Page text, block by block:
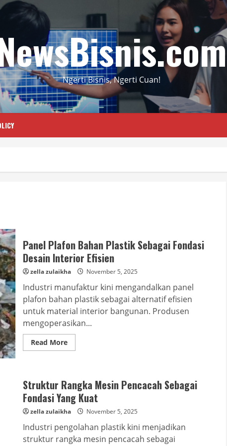
Ngerti Bisnis, Ngerti Cuan!
Panel Plafon Bahan Plastik Sebagai Fondasi
Desain Interior Efisien
zella zulaikha November 5, 2025
Industri manufaktur kini mengandalkan panel
plafon bahan plastik sebagai alternatif efisien
untuk material interior bangunan. Produsen
mengoperasikan...
Read MoreRead
more
Plastik
Sebagai
Fondasi
Desain
Interior
Struktur Rangka Mesin Pencacah Sebagai
Fondasi Yang Kuat
zella zulaikha November 5, 2025
Industri pengolahan plastik kini menjadikan
struktur rangka mesin pencacah sebagai